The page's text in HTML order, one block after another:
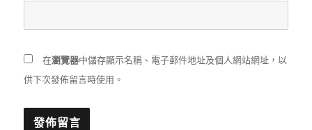
在瀏覽器中儲存顯示名稱、電子郵件地址及個人網站網址，以
供下次發佈留言時使用。